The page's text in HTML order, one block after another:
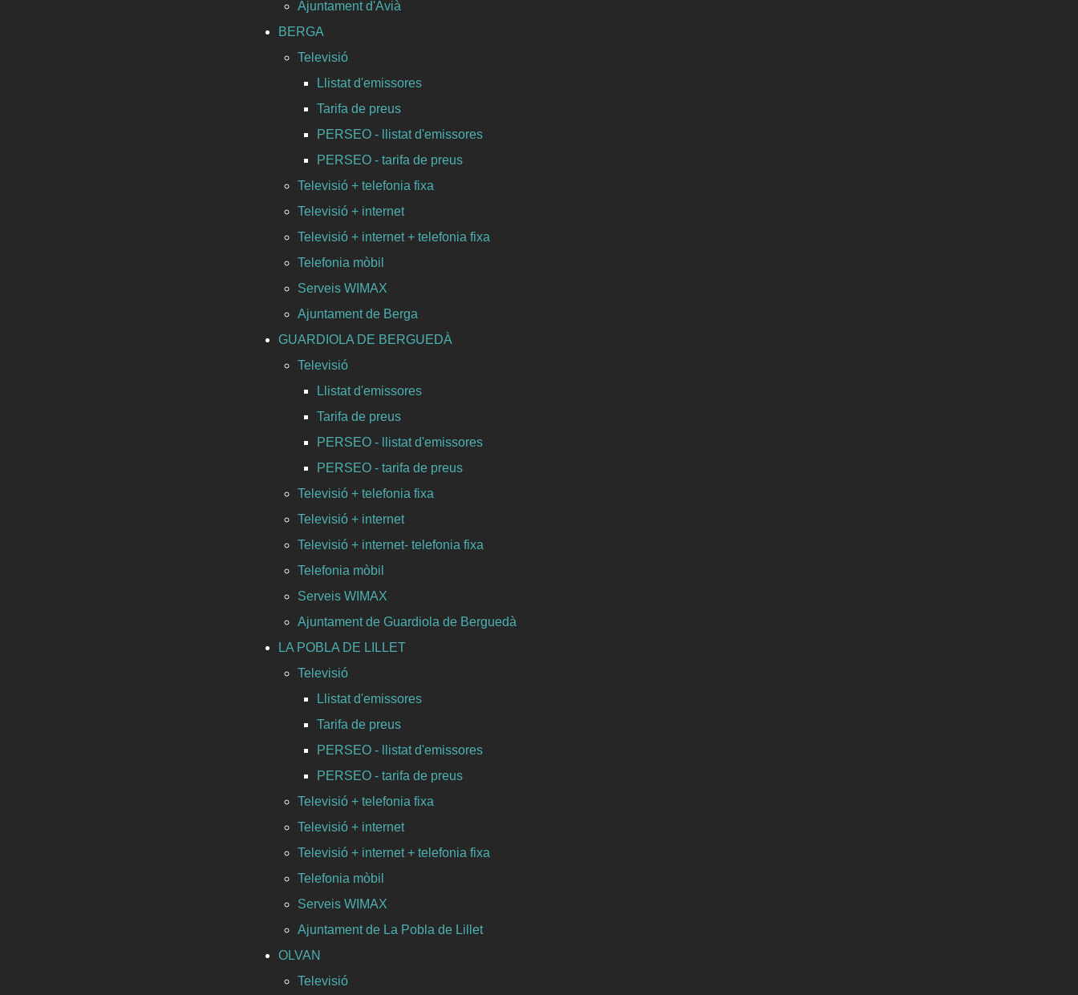
Ajuntament d'Avià
BERGA
Televisió
Llistat d'emissores
Tarifa de preus
PERSEO - llistat d'emissores
PERSEO - tarifa de preus
Televisió + telefonia fixa
Televisió + internet
Televisió + internet + telefonia fixa
Telefonia mòbil
Serveis WIMAX
Ajuntament de Berga
GUARDIOLA DE BERGUEDÀ
Televisió
Llistat d'emissores
Tarifa de preus
PERSEO - llistat d'emissores
PERSEO - tarifa de preus
Televisió + telefonia fixa
Televisió + internet
Televisió + internet- telefonia fixa
Telefonia mòbil
Serveis WIMAX
Ajuntament de Guardiola de Berguedà
LA POBLA DE LILLET
Televisió
Llistat d'emissores
Tarifa de preus
PERSEO - llistat d'emissores
PERSEO - tarifa de preus
Televisió + telefonia fixa
Televisió + internet
Televisió + internet + telefonia fixa
Telefonia mòbil
Serveis WIMAX
Ajuntament de La Pobla de Lillet
OLVAN
Televisió